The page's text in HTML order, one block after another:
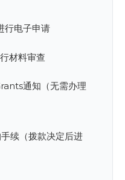
行电子申请
材料审查
通知（无需办理
续（拨款决定后进